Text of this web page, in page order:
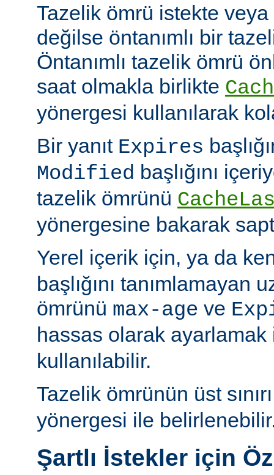
Tazelik ömrü istekte veya
değilse öntanımlı bir
Öntanımlı tazelik ömrü
saat olmakla birlikte
yönergesi kullanılarak
Bir yanıt Expires
Modified başlığını
tazelik ömrünü
yönergesine bakarak
Yerel içerik için, ya da
başlığını tanımlamayan
ömrünü max-age ve
hassas olarak
kullanılabilir.
Tazelik ömrünün üst
yönergesi ile
Şartlı İstekler için